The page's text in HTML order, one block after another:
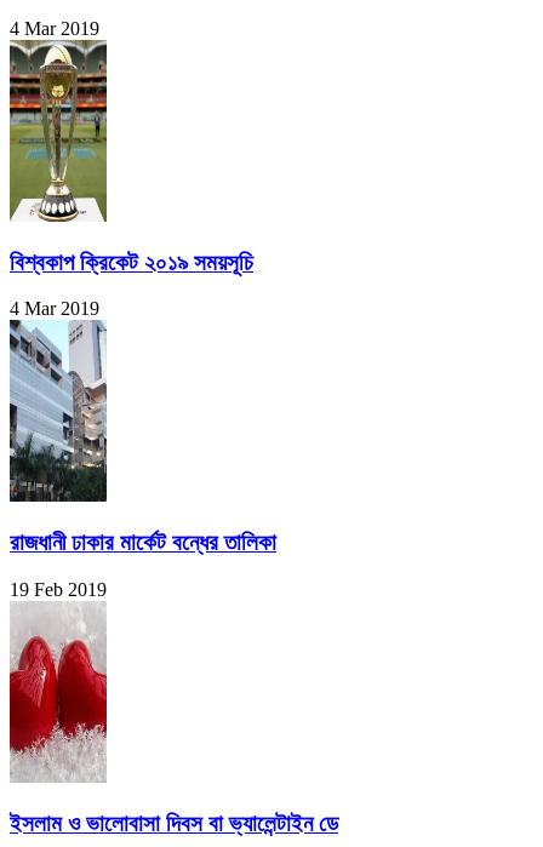
4 Mar 2019
বিশ্বকাপ ক্রিকেট ২০১৯ সময়সূচি
4 Mar 2019
রাজধানী ঢাকার মার্কেট বন্ধের তালিকা
19 Feb 2019
ইসলাম ও ভালোবাসা দিবস বা ভ্যালেন্টাইন ডে